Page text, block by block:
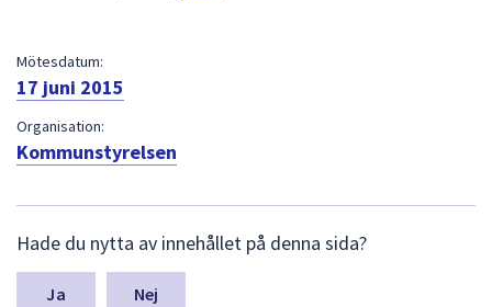
Mötesdatum:
17 juni 2015
Organisation:
Kommunstyrelsen
ä
m
Hade du nytta av innehållet på denna sida?
Nej